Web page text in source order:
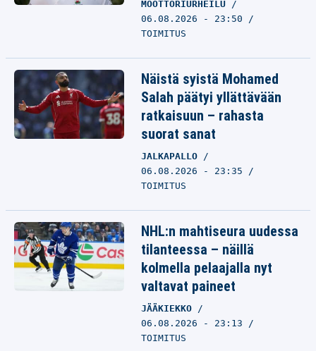
MOOTTORIURHEILU
06.08.2026 - 23:50
TOIMITUS
Näistä syistä Mohamed
Salah päätyi yllättävään
ratkaisuun – rahasta
suorat sanat
JALKAPALLO
06.08.2026 - 23:35
TOIMITUS
NHL:n mahtiseura uudessa
tilanteessa – näillä
kolmella pelaajalla nyt
valtavat paineet
JÄÄKIEKKO
06.08.2026 - 23:13
TOIMITUS